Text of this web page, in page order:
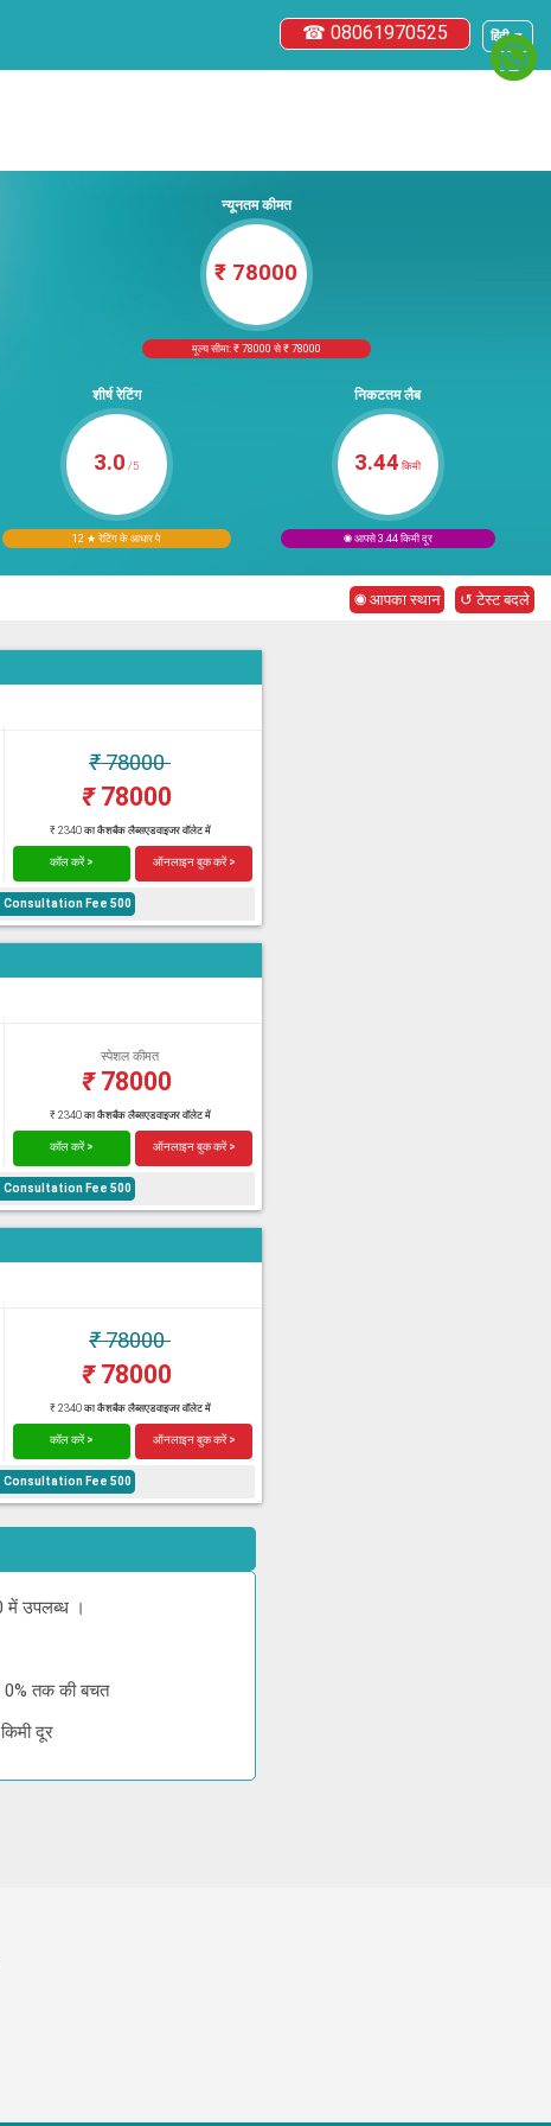
हिंदी ▼
☎ 08061970525
न्यूनतम कीमत
₹ 78000
मूल्य सीमा: ₹ 78000 से ₹ 78000
शीर्ष रेटिंग
3.0 /5
12 ★ रेटिंग के आधार पे
निकटतम लैब
3.44 किमी
◉ आपसे 3.44 किमी दूर
◉ आपका स्थान ↺ टेस्ट बदले
₹78000
₹78000
₹ 2340 का कैशबैक लैब्सएडवाइजर वॉलेट में
कॉल करें > ऑनलाइन बुक करें >
Consultation Fee 500
स्पेशल कीमत
₹78000
₹ 2340 का कैशबैक लैब्सएडवाइजर वॉलेट में
कॉल करें > ऑनलाइन बुक करें >
Consultation Fee 500
₹78000
₹78000
₹ 2340 का कैशबैक लैब्सएडवाइजर वॉलेट में
कॉल करें > ऑनलाइन बुक करें >
Consultation Fee 500
में उपलब्ध ।
0% तक की बचत
दूर